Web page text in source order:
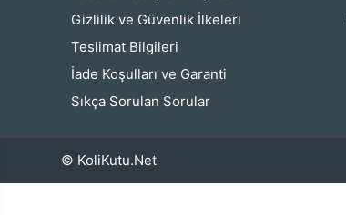
Gizlilik ve Güvenlik İlkeleri
Teslimat Bilgileri
İade Koşulları ve Garanti
Sıkça Sorulan Sorular
© KoliKutu.Net